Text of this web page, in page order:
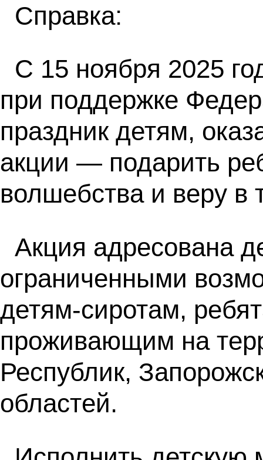
Справка:
С 15 ноября 2025
при поддержке
праздник детям,
акции — подарить
волшебства и веру в
Акция адресована
ограниченными
детям-сиротам,
проживающим на
Республик,
областей.